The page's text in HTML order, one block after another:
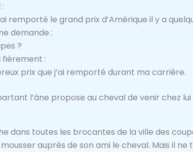
remporté le grand prix d’Amérique il y a
demande :
?
fièrement :
prix que j’ai remporté durant ma carrière.
l’âne propose au cheval de venir chez
dans toutes les brocantes de la ville des
auprès de son ami le cheval. Mais il ne